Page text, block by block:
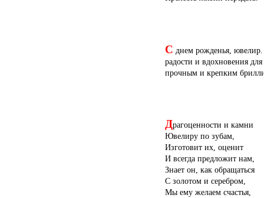
С днем рожденья, ювелир.
радости и вдохновения
прочным и крепким
Драгоценности и камни
Ювелиру по зубам,
Изготовит их, оценит
И всегда предложит нам,
Знает он, как обращаться
С золотом и серебром,
Мы ему желаем счастья,